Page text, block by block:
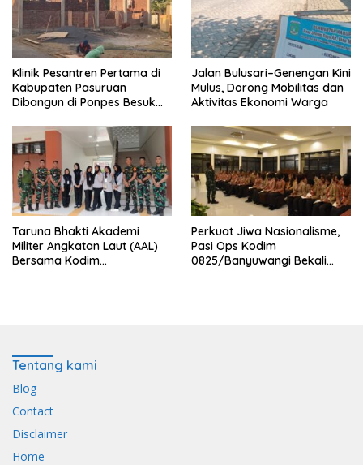
Klinik Pesantren Pertama di
Kabupaten Pasuruan
Dibangun di Ponpes Besuk
Kesehatan Santri
Jalan Bulusari–Genengan Kini
Mulus, Dorong Mobilitas dan
Aktivitas Ekonomi Warga
Taruna Bhakti Akademi
Militer Angkatan Laut (AAL)
Bersama Kodim
Perkuat Jiwa Nasionalisme,
Pasi Ops Kodim
0825/Banyuwangi Bekali
Tentang kami
Blog
Contact
Disclaimer
Home